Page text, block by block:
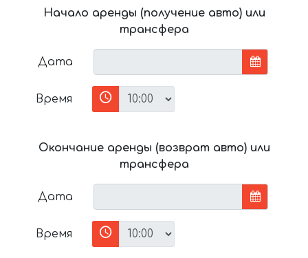
Начало аренды (получение авто) или
трансфера
Дата
Время
Окончание аренды (возврат авто) или
трансфера
Дата
Время